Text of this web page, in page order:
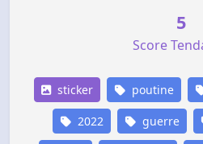
5
Score
sticker poutine
2022 guerre